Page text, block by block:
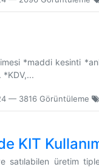
*maddi kesinti
— 3816 Görüntüleme
KIT
üretim